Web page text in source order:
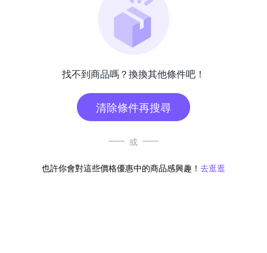
找不到商品嗎？換換其他條件吧！
清除條件再搜尋
或
也許你會對這些價格優惠中的商品感興趣！ 去逛逛